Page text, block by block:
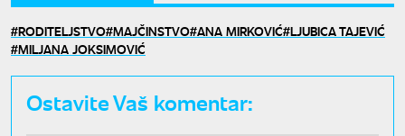
RODITELJSTVO MAJČINSTVO ANA MIRKOVIĆ LJUBICA TAJEVIĆ
MILJANA JOKSIMOVIĆ
Ostavite Vaš komentar: